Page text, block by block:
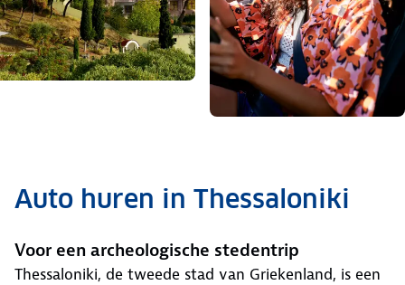
Auto huren in Thessaloniki
Voor een archeologische stedentrip
Thessaloniki, de tweede stad van Griekenland, is een